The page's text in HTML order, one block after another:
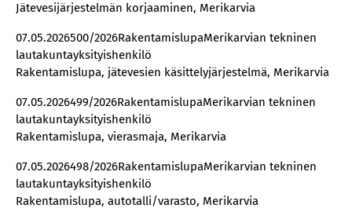
Jätevesijärjestelmän korjaaminen, Merikarvia
07.05.2026500/2026RakentamislupaMerikarvian tekninen
lautakuntayksityishenkilö
Rakentamislupa, jätevesien käsittelyjärjestelmä, Merikarvia
07.05.2026499/2026RakentamislupaMerikarvian tekninen
lautakuntayksityishenkilö
Rakentamislupa, vierasmaja, Merikarvia
07.05.2026498/2026RakentamislupaMerikarvian tekninen
lautakuntayksityishenkilö
Rakentamislupa, autotalli/varasto, Merikarvia